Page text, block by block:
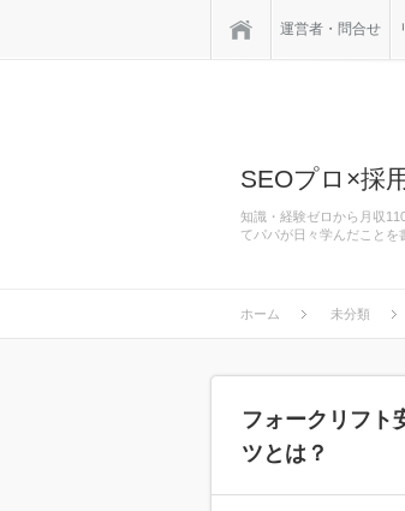
運営者・問合せ
SEOプロ×採
知識・経験ゼロから月収
てパパが日々学んだことを
ホーム 未分類
フォークリフト
ツとは？